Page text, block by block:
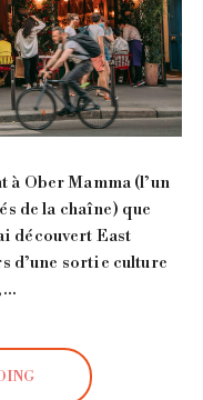
à Ober Mamma (l’un
de la chaîne) que
découvert East
d’une sortie culture